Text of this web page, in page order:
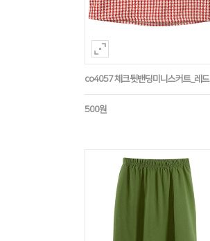
co4057 체크뒷밴딩미니스커트_레드
500원